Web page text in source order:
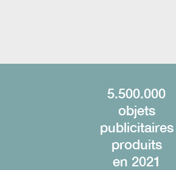
5.500.000
objets
publicitaires
produits
en 2021